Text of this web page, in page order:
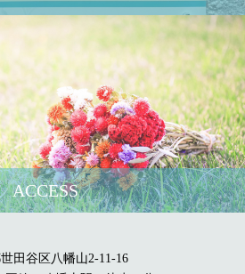
ACCESS
田谷区八幡山2-11-16